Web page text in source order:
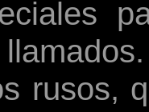
rusos,